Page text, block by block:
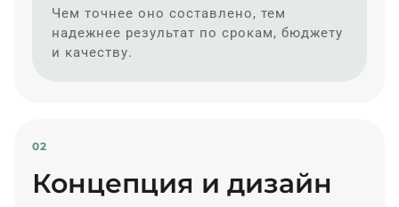
Чем точнее оно составлено, тем
надежнее результат по срокам, бюджету
и качеству.
02
Концепция и дизайн